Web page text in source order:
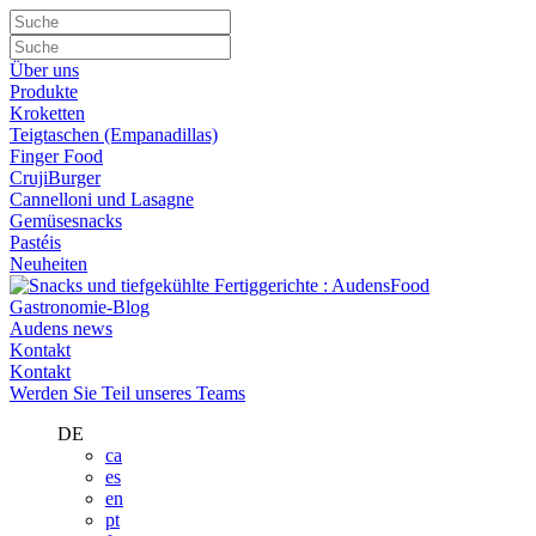
Über uns
Produkte
Kroketten
Teigtaschen (Empanadillas)
Finger Food
CrujiBurger
Cannelloni und Lasagne
Gemüsesnacks
Pastéis
Neuheiten
Gastronomie-Blog
Audens news
Kontakt
Kontakt
Werden Sie Teil unseres Teams
DE
ca
es
en
pt